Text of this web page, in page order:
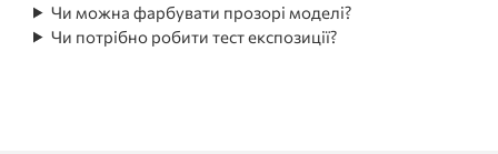
Чи можна фарбувати прозорі моделі?
Чи потрібно робити тест експозиції?